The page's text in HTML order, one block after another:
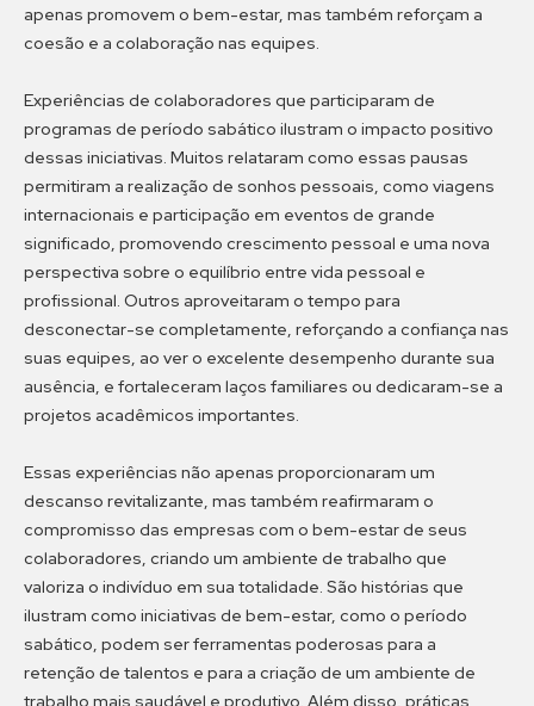
apenas promovem o bem-estar, mas também reforçam a
coesão e a colaboração nas equipes.
Experiências de colaboradores que participaram de
programas de período sabático ilustram o impacto positivo
dessas iniciativas. Muitos relataram como essas pausas
permitiram a realização de sonhos pessoais, como viagens
internacionais e participação em eventos de grande
significado, promovendo crescimento pessoal e uma nova
perspectiva sobre o equilíbrio entre vida pessoal e
profissional. Outros aproveitaram o tempo para
desconectar-se completamente, reforçando a confiança nas
suas equipes, ao ver o excelente desempenho durante sua
ausência, e fortaleceram laços familiares ou dedicaram-se a
projetos acadêmicos importantes.
Essas experiências não apenas proporcionaram um
descanso revitalizante, mas também reafirmaram o
compromisso das empresas com o bem-estar de seus
colaboradores, criando um ambiente de trabalho que
valoriza o indivíduo em sua totalidade. São histórias que
ilustram como iniciativas de bem-estar, como o período
sabático, podem ser ferramentas poderosas para a
retenção de talentos e para a criação de um ambiente de